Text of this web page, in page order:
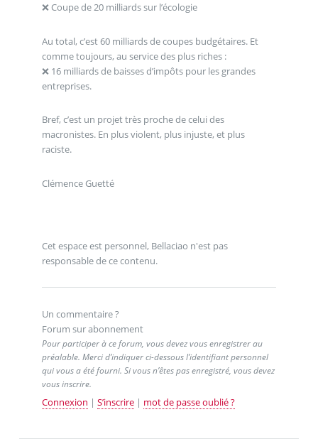
❌ Coupe de 20 milliards sur l’écologie
Au total, c’est 60 milliards de coupes budgétaires. Et
comme toujours, au service des plus riches :
❌ 16 milliards de baisses d’impôts pour les grandes
entreprises.
Bref, c’est un projet très proche de celui des
macronistes. En plus violent, plus injuste, et plus
raciste.
Clémence Guetté
Cet espace est personnel, Bellaciao n'est pas
responsable de ce contenu.
Un commentaire ?
Forum sur abonnement
Pour participer à ce forum, vous devez vous enregistrer au
préalable. Merci d’indiquer ci-dessous l’identifiant personnel
qui vous a été fourni. Si vous n’êtes pas enregistré, vous devez
vous inscrire.
Connexion | S’inscrire| mot de passe oublié ?